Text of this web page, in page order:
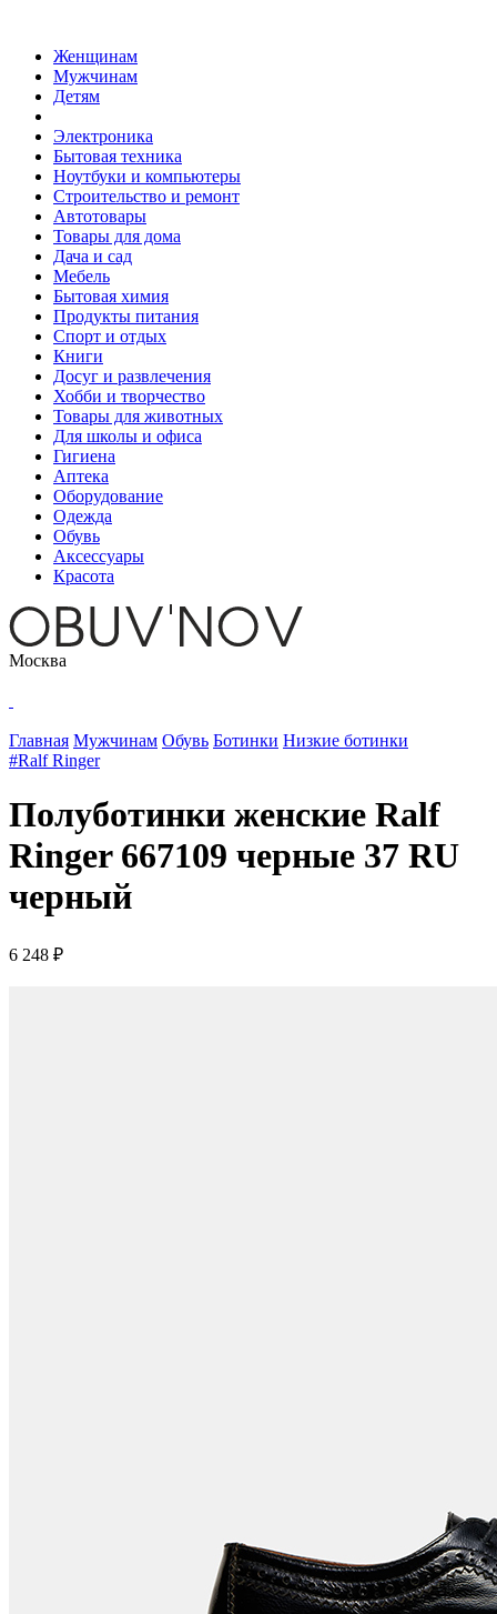
Женщинам
Мужчинам
Детям
Электроника
Бытовая техника
Ноутбуки и компьютеры
Строительство и ремонт
Автотовары
Товары для дома
Дача и сад
Мебель
Бытовая химия
Продукты питания
Спорт и отдых
Книги
Досуг и развлечения
Хобби и творчество
Товары для животных
Для школы и офиса
Гигиена
Аптека
Оборудование
Одежда
Обувь
Аксессуары
Красота
Москва
Главная Мужчинам Обувь Ботинки Низкие ботинки
#Ralf Ringer
Полуботинки женские Ralf
Ringer 667109 черные 37 RU
черный
6 248 ₽